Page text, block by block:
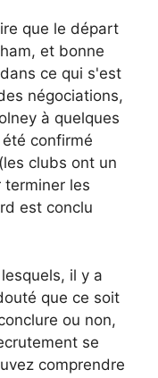
que le départ
et bonne
ce qui s'est
négociations,
à quelques
confirmé
clubs ont un
terminer les
est conclu
il y a
que ce soit
ou non,
se
comprendre